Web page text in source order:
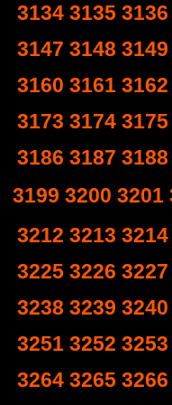
3134 3135 3136
3147 3148 3149
3160 3161 3162
3173 3174 3175
3186 3187 3188
3199 3200 3201
3212 3213 3214
3225 3226 3227
3238 3239 3240
3251 3252 3253
3264 3265 3266